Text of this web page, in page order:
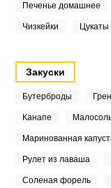
Печенье домашнее
Чизкейки Цукаты
Закуски
Бутерброды
Канапе
Маринованная
Рулет из лаваша
Соленая форель